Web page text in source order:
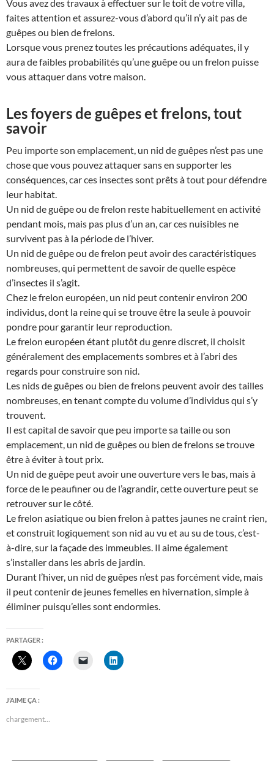
Vous avez des travaux à effectuer sur le toit de votre villa,
faites attention et assurez-vous d’abord qu’il n’y ait pas de
guêpes ou bien de frelons.
Lorsque vous prenez toutes les précautions adéquates, il y
aura de faibles probabilités qu’une guêpe ou un frelon puisse
vous attaquer dans votre maison.
Les foyers de guêpes et frelons, tout
savoir
Peu importe son emplacement, un nid de guêpes n’est pas une
chose que vous pouvez attaquer sans en supporter les
conséquences, car ces insectes sont prêts à tout pour défendre
leur habitat.
Un nid de guêpe ou de frelon reste habituellement en activité
pendant mois, mais pas plus d’un an, car ces nuisibles ne
survivent pas à la période de l’hiver.
Un nid de guêpe ou de frelon peut avoir des caractéristiques
nombreuses, qui permettent de savoir de quelle espèce
d’insectes il s’agit.
Chez le frelon européen, un nid peut contenir environ 200
individus, dont la reine qui se trouve être la seule à pouvoir
pondre pour garantir leur reproduction.
Le frelon européen étant plutôt du genre discret, il choisit
généralement des emplacements sombres et à l’abri des
regards pour construire son nid.
Les nids de guêpes ou bien de frelons peuvent avoir des tailles
nombreuses, en tenant compte du volume d’individus qui s’y
trouvent.
Il est capital de savoir que peu importe sa taille ou son
emplacement, un nid de guêpes ou bien de frelons se trouve
être à éviter à tout prix.
Un nid de guêpe peut avoir une ouverture vers le bas, mais à
force de le peaufiner ou de l’agrandir, cette ouverture peut se
retrouver sur le côté.
Le frelon asiatique ou bien frelon à pattes jaunes ne craint rien,
et construit logiquement son nid au vu et au su de tous, c’est-
à-dire, sur la façade des immeubles. Il aime également
s’installer dans les abris de jardin.
Durant l’hiver, un nid de guêpes n’est pas forcément vide, mais
il peut contenir de jeunes femelles en hivernation, simple à
éliminer puisqu’elles sont endormies.
PARTAGER :
J’AIME ÇA :
chargement…